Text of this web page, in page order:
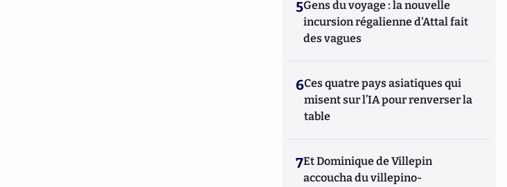
5Gens du voyage : la nouvelle
incursion régalienne d'Attal fait
des vagues
6Ces quatre pays asiatiques qui
misent sur l’IA pour renverser la
table
7Et Dominique de Villepin
accoucha du villepino-